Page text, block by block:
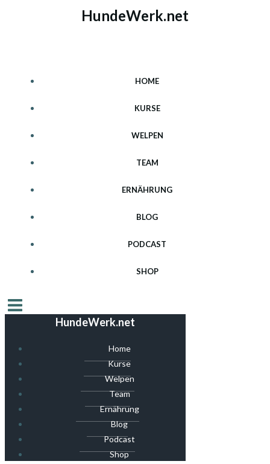
HundeWerk.net
HOME
KURSE
WELPEN
TEAM
ERNÄHRUNG
BLOG
PODCAST
SHOP
HundeWerk.net
Home
Kurse
Welpen
Team
Ernährung
Blog
Podcast
Shop